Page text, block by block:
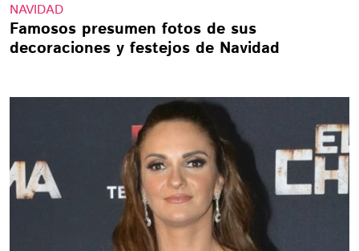
NAVIDAD
Famosos presumen fotos de sus
decoraciones y festejos de Navidad